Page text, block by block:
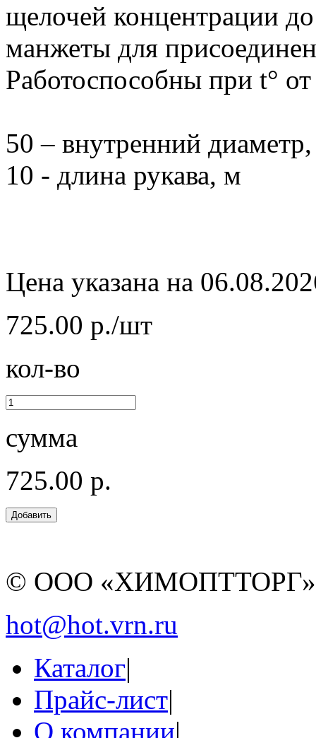
щелочей концентрации
манжеты для
Работоспособны при t°
50 – внутренний
10 - длина рукава, м
Цена указана на
725.00 р./шт
кол-во
сумма
725.00 р.
© ООО
hot@hot.vrn.ru
Каталог|
Прайс-лист|
О компании|